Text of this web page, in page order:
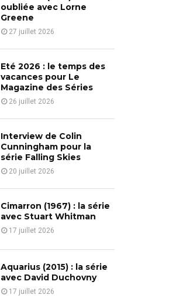
H
oubliée avec Lorne
Greene
27 juillet 2026
Eté 2026 : le temps des
vacances pour Le
Magazine des Séries
26 juillet 2026
Interview de Colin
Cunningham pour la
série Falling Skies
20 juillet 2026
Cimarron (1967) : la série
avec Stuart Whitman
17 juillet 2026
Aquarius (2015) : la série
avec David Duchovny
17 juillet 2026